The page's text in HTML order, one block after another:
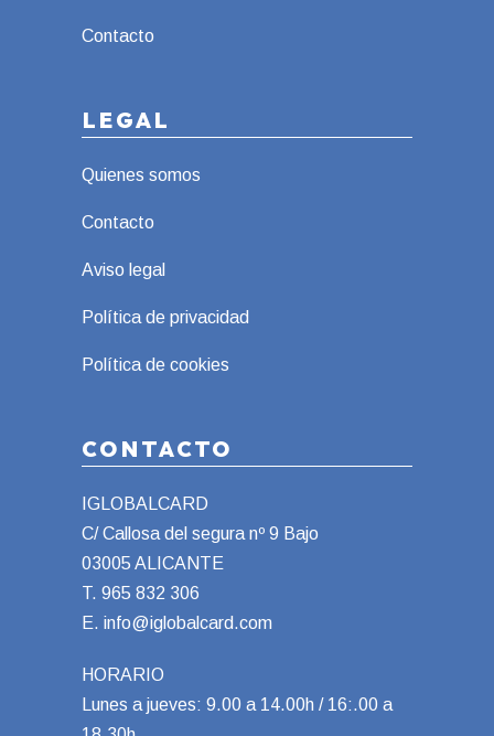
Contacto
LEGAL
Quienes somos
Contacto
Aviso legal
Política de privacidad
Política de cookies
CONTACTO
IGLOBALCARD
C/ Callosa del segura nº 9 Bajo
03005 ALICANTE
T. 965 832 306
E. info@iglobalcard.com
HORARIO
Lunes a jueves: 9.00 a 14.00h / 16:.00 a